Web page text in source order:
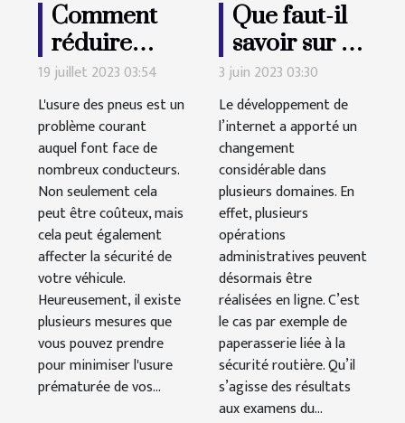
Comment
réduire
l'usure des
pneus d'une
voiture ?
19 juillet 2023 03:54
L'usure des pneus est un
problème courant
auquel font face de
nombreux conducteurs.
Non seulement cela
peut être coûteux, mais
cela peut également
affecter la sécurité de
votre véhicule.
Heureusement, il existe
plusieurs mesures que
vous pouvez prendre
pour minimiser l'usure
prématurée de vos...
Que faut-il
savoir sur la
durée des
permis de
conduire ?
3 juin 2023 03:30
Le développement de
l’internet a apporté un
changement
considérable dans
plusieurs domaines. En
effet, plusieurs
opérations
administratives peuvent
désormais être
réalisées en ligne. C’est
le cas par exemple de
paperasserie liée à la
sécurité routière. Qu’il
s’agisse des résultats
aux examens du...